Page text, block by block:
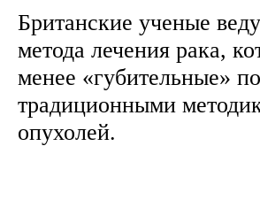
Британские ученые
метода лечения рака,
менее «губительные»
традиционными
опухолей.